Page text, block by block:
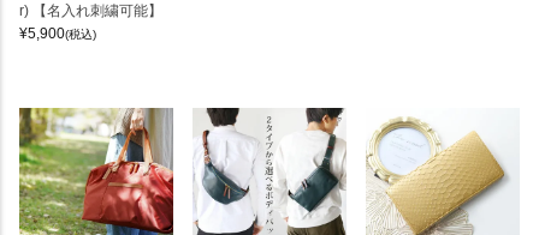
r) 【名入れ刺繍可能】
¥5,900(税込)